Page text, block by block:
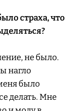
страха, что
не было.
нагло
было
делать. Мне